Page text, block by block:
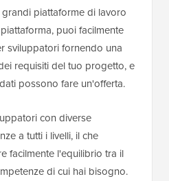
piattaforme di lavoro
puoi facilmente
sviluppatori fornendo una
requisiti del tuo progetto, e
possono fare un'offerta.
con diverse
a tutti i livelli, il che
facilmente l'equilibrio tra il
di cui hai bisogno.